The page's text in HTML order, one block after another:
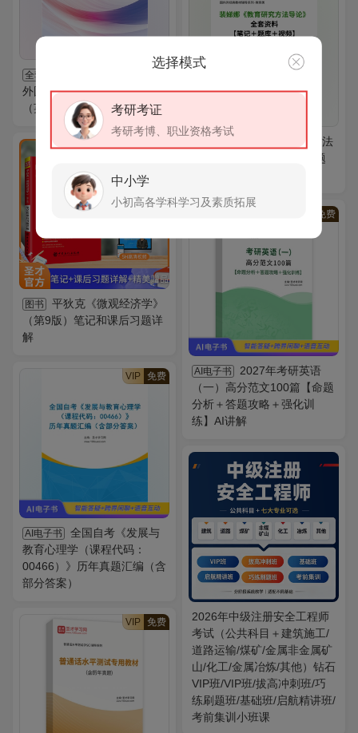
全套
外国语学院《357翻译基础
（英语）》考研全套
裴娣娜《教育研究方法
导论》全套资料【笔记＋题
图书
平狄克《微观经济学》
（第9版）笔记和课后习题详
解
免费
AI电子书
2027年考研英语
（一）高分范文100篇【命题
分析＋答题攻略＋强化训
练】AI讲解
VIP 免费
AI电子书
全国自考《发展与
教育心理学（课程代码：
00466）》历年真题汇编（含
部分答案）
2026年中级注册安全工程师
考试（公共科目＋建筑施工/
道路运输/煤矿/金属非金属矿
山/化工/金属冶炼/其他）钻石
VIP班/VIP班/拔高冲刺班/巧
练刷题班/基础班/启航精讲班/
考前集训小班课
VIP 免费
选择模式
考研考证
考研考博、职业资格考试
中小学
小初高各学科学习及素质拓展